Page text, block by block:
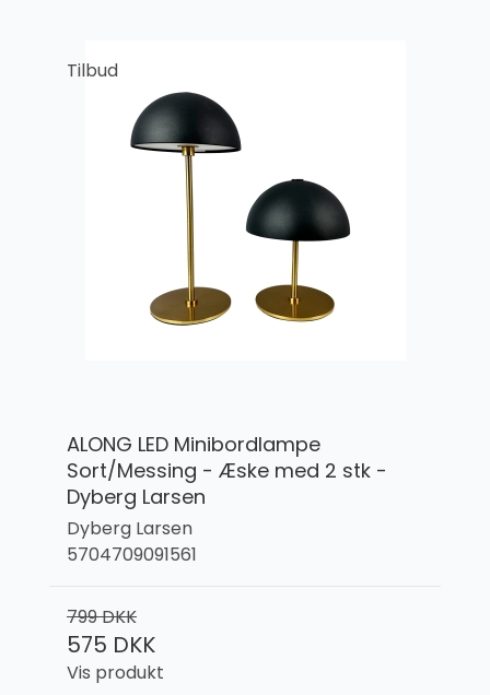
Tilbud
ALONG LED Minibordlampe
Sort/Messing - Æske med 2 stk -
Dyberg Larsen
Dyberg Larsen
5704709091561
799 DKK
575 DKK
Vis produkt